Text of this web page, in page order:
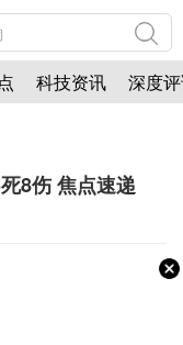
科技资讯 深度
8伤 焦点速递